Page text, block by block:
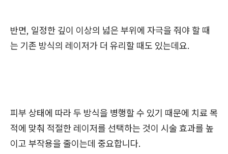
반면, 일정한 깊이 이상의 넓은 부위에 자극을 줘야 할 때
는 기존 방식의 레이저가 더 유리할 때도 있는데요.
피부 상태에 따라 두 방식을 병행할 수 있기 때문에 치료 목
적에 맞춰 적절한 레이저를 선택하는 것이 시술 효과를 높
이고 부작용을 줄이는데 중요합니다.